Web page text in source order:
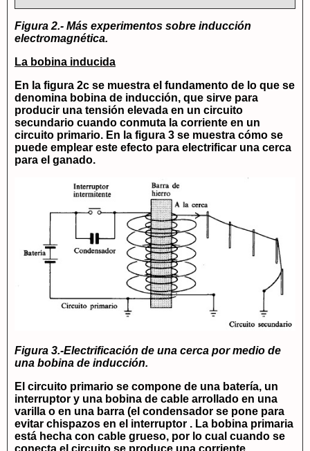
Figura 2.- Más experimentos sobre inducción
electromagnética.
La bobina inducida
En la figura 2c se muestra el fundamento de lo que se
denomina bobina de inducción, que sirve para
producir una tensión elevada en un circuito
secundario cuando conmuta la corriente en un
circuito primario. En la figura 3 se muestra cómo se
puede emplear este efecto para electrificar una cerca
para el ganado.
Figura 3.-Electrificación de una cerca por medio de
una bobina de inducción.
El circuito primario se compone de una batería, un
interruptor y una bobina de cable arrollado en una
varilla o en una barra (el condensador se pone para
evitar chispazos en el interruptor . La bobina primaria
está hecha con cable grueso, por lo cual cuando se
conecta el circuito se produce una corriente